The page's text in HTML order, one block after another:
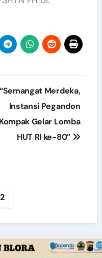
“Semangat Merdeka,
Instansi Pegandon
Kompak Gelar Lomba
HUT RI ke-80”
2